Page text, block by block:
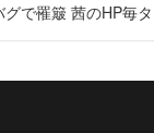
グで罹簸 茜のHP毎